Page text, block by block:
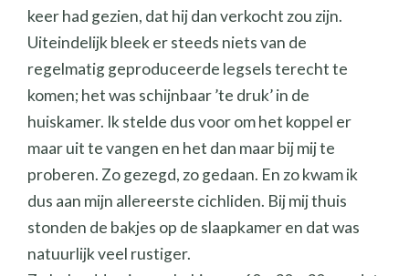
keer had gezien, dat hij dan verkocht zou zijn.
Uiteindelijk bleek er steeds niets van de
regelmatig geproduceerde legsels terecht te
komen; het was schijnbaar ’te druk’ in de
huiskamer. Ik stelde dus voor om het koppel er
maar uit te vangen en het dan maar bij mij te
proberen. Zo gezegd, zo gedaan. En zo kwam ik
dus aan mijn allereerste cichliden. Bij mij thuis
stonden de bakjes op de slaapkamer en dat was
natuurlijk veel rustiger.